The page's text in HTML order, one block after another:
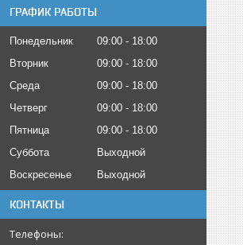
ГРАФИК РАБОТЫ
Понедельник 09:00
18:00
Вторник
09:00
18:00
Среда
09:00
18:00
Четверг
09:00
18:00
Пятница
09:00
18:00
Суббота
Выходной
Воскресенье
Выходной
КОНТАКТЫ